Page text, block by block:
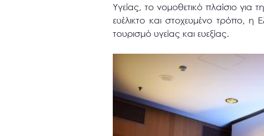
Υγείας, το νομοθετικό πλαίσιο για
ευέλικτο και στοχευμένο τρόπο, η
τουρισμό υγείας και ευεξίας.